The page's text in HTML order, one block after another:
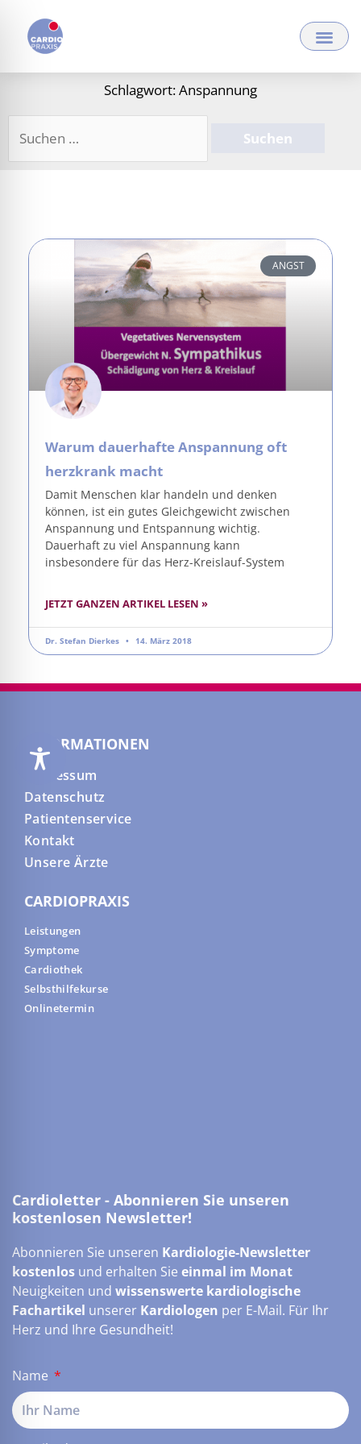
Inhalt
springen
Schlagwort: Anspannung
ANGST
Warum dauerhafte Anspannung oft
herzkrank macht
Damit Menschen klar handeln und denken
können, ist ein gutes Gleichgewicht zwischen
Anspannung und Entspannung wichtig.
Dauerhaft zu viel Anspannung kann
insbesondere für das Herz-Kreislauf-System
JETZT GANZEN ARTIKEL LESEN »
Dr. Stefan Dierkes 14. März 2018
INFORMATIONEN
Impressum
Datenschutz
Patientenservice
Kontakt
Unsere Ärzte
CARDIOPRAXIS
Leistungen
Symptome
Cardiothek
Selbsthilfekurse
Onlinetermin
Cardioletter - Abonnieren Sie unseren
kostenlosen Newsletter!
Abonnieren Sie unseren Kardiologie-Newsletter
kostenlos und erhalten Sie einmal im Monat
Neuigkeiten und wissenswerte kardiologische
Fachartikel unserer Kardiologen per E-Mail. Für Ihr
Herz und Ihre Gesundheit!
Name